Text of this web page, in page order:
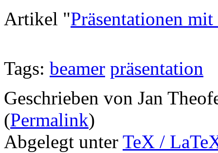
Artikel "Präsentationen
Tags: beamer präsentation
Geschrieben von Jan
(Permalink)
Abgelegt unter TeX /